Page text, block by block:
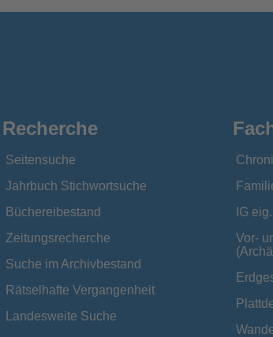
Recherche
Seitensuche
Jahrbuch Stichwortsuche
Büchereibestand
Zeitungsrecherche
Suche im Archivbestand
Rätselhafte Vergangenheit
Landesweite Suche
IG
Vor-